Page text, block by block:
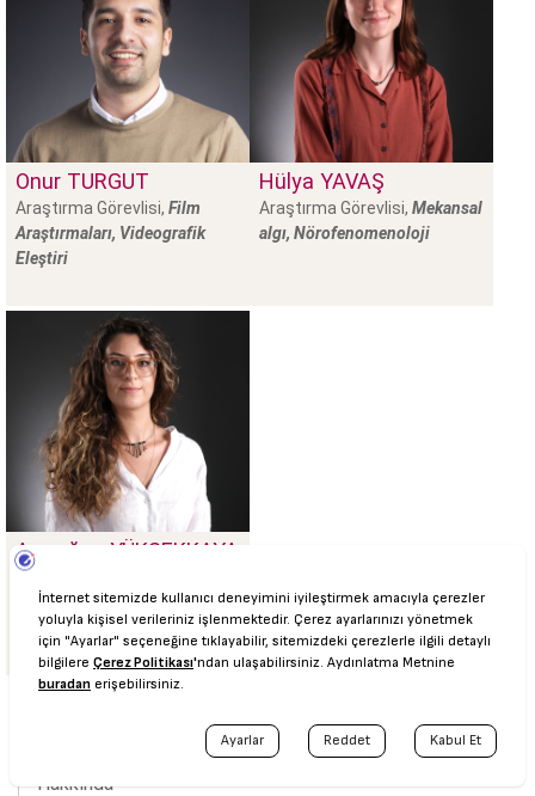
Onur TURGUT
Araştırma Görevlisi, Film
Araştırmaları, Videografik
Eleştiri
Hülya YAVAŞ
Araştırma Görevlisi, Mekansal
algı, Nörofenomenoloji
Armağan YÜKSEKKAYA
Araştırma Görevlisi,
Toplumsal Tasarım
Araştırmaları,
Sürdürülebilirlik, Adaptif
Mekanlar
Mimarlık ve Tasarım Fakültesi
Hakkında